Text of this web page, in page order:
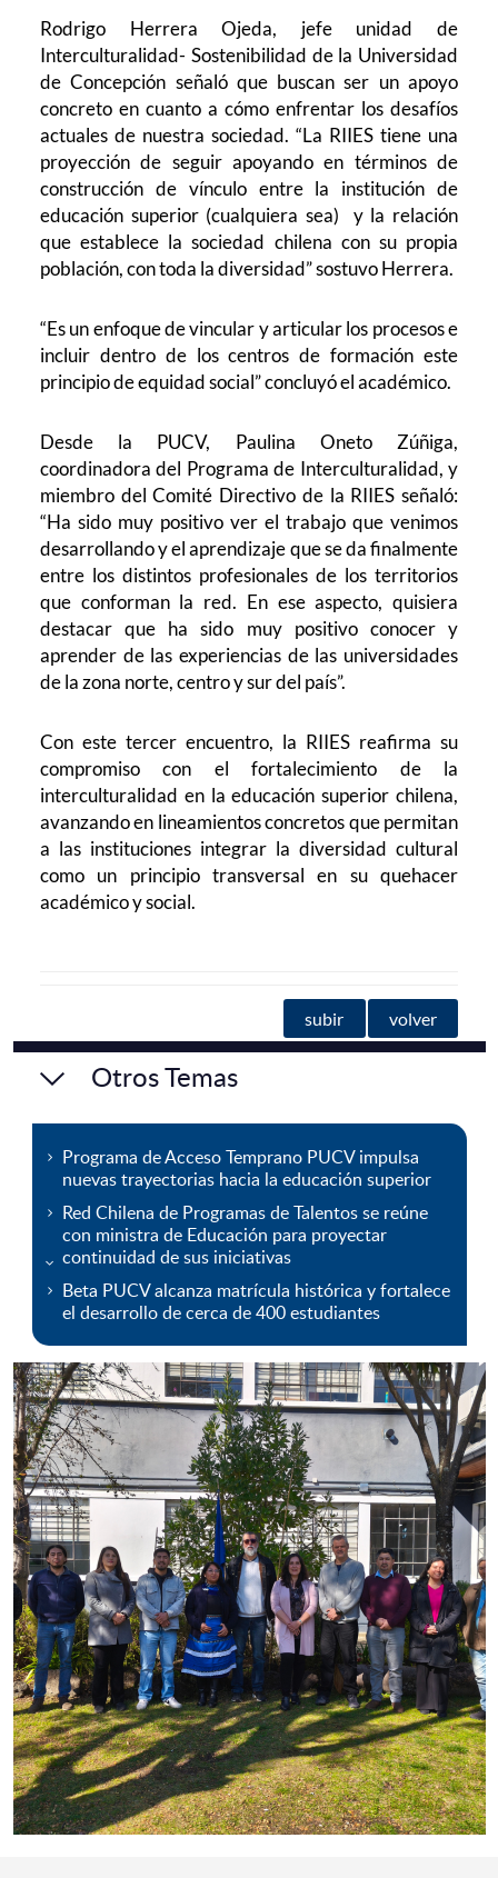
Rodrigo Herrera Ojeda, jefe unidad de
Interculturalidad- Sostenibilidad de la Universidad
de Concepción señaló que buscan ser un apoyo
concreto en cuanto a cómo enfrentar los desafíos
actuales de nuestra sociedad. “La RIIES tiene una
proyección de seguir apoyando en términos de
construcción de vínculo entre la institución de
educación superior (cualquiera sea) y la relación
que establece la sociedad chilena con su propia
población, con toda la diversidad” sostuvo Herrera.
“Es un enfoque de vincular y articular los procesos e
incluir dentro de los centros de formación este
principio de equidad social” concluyó el académico.
Desde la PUCV, Paulina Oneto Zúñiga,
coordinadora del Programa de Interculturalidad, y
miembro del Comité Directivo de la RIIES señaló:
“Ha sido muy positivo ver el trabajo que venimos
desarrollando y el aprendizaje que se da finalmente
entre los distintos profesionales de los territorios
que conforman la red. En ese aspecto, quisiera
destacar que ha sido muy positivo conocer y
aprender de las experiencias de las universidades
de la zona norte, centro y sur del país”.
Con este tercer encuentro, la RIIES reafirma su
compromiso con el fortalecimiento de la
interculturalidad en la educación superior chilena,
avanzando en lineamientos concretos que permitan
a las instituciones integrar la diversidad cultural
como un principio transversal en su quehacer
académico y social.
subir volver
Otros Temas
Programa de Acceso Temprano PUCV impulsa
nuevas trayectorias hacia la educación superior
Red Chilena de Programas de Talentos se reúne
con ministra de Educación para proyectar
continuidad de sus iniciativas
Beta PUCV alcanza matrícula histórica y fortalece
el desarrollo de cerca de 400 estudiantes